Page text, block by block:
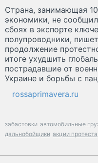
Страна, занимающая
экономики, не
сбоях в экспорте
полупроводники,
продолжение
итоге ухудшить
пострадавшие от
Украине и борьбы с
rossaprimavera.ru
забастовки автомобильные
дальнобойщики акции протеста